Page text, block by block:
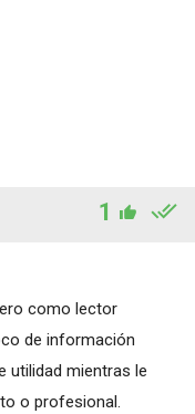
1
como lector
de información
utilidad mientras le
o profesional.